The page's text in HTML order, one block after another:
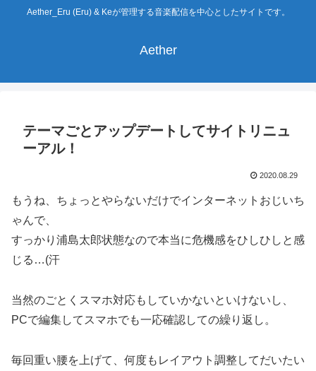
Aether_Eru (Eru) & Keが管理する音楽配信を中心としたサイトです。
Aether
テーマごとアップデートしてサイトリニュ
ーアル！
2020.08.29
もうね、ちょっとやらないだけでインターネットおじいち
ゃんで、
すっかり浦島太郎状態なので本当に危機感をひしひしと感
じる…(汗
当然のごとくスマホ対応もしていかないといけないし、
PCで編集してスマホでも一応確認しての繰り返し。
毎回重い腰を上げて、何度もレイアウト調整してだいたい